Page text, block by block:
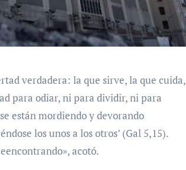
verdadera: la que sirve, la que cuida,
para odiar, ni para dividir, ni para
están mordiendo y devorando
los unos a los otros’ (Gal 5,15).
acotó.